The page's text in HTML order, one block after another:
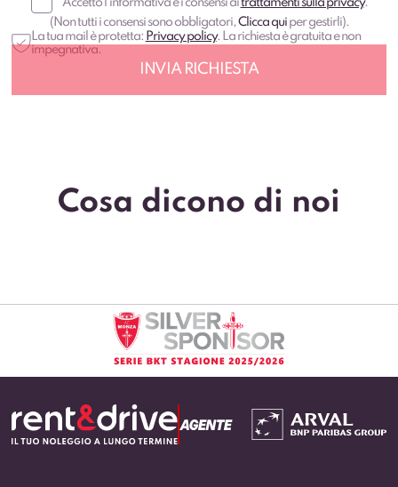
Accetto l'informativa e i consensi aitrattamenti sulla privacy.
(Non tutti i consensi sono obbligatori,Clicca quiper gestirli).
La tua mail è protetta: Privacy policy. La richiesta è gratuita e non
impegnativa.
Cosa dicono di noi